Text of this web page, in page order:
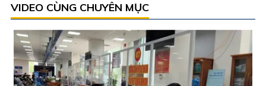
VIDEO CÙNG CHUYÊN MỤC